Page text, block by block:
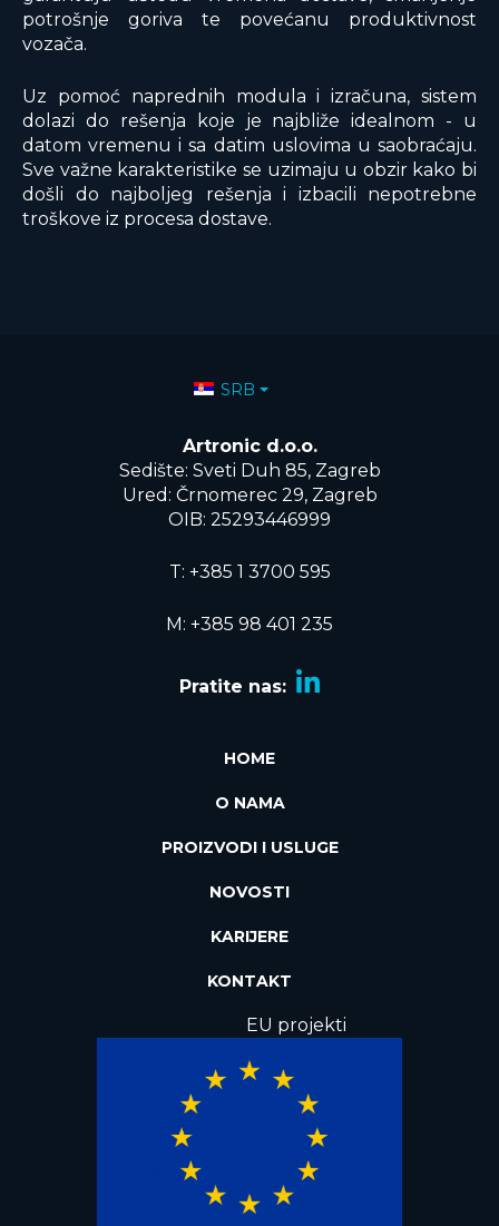
potrošnje goriva te povećanu produktivnost
vozača.
Uz pomoć naprednih modula i izračuna, sistem
dolazi do rešenja koje je najbliže idealnom - u
datom vremenu i sa datim uslovima u saobraćaju.
Sve važne karakteristike se uzimaju u obzir kako bi
došli do najboljeg rešenja i izbacili nepotrebne
troškove iz procesa dostave.
Izaberite vaš jezik
SRB
Artronic d.o.o.
Sedište: Sveti Duh 85, Zagreb
Ured: Črnomerec 29, Zagreb
OIB: 25293446999
T: +385 1 3700 595
M: +385 98 401 235
Pratite nas:
HOME
O NAMA
PROIZVODI I USLUGE
NOVOSTI
KARIJERE
KONTAKT
EU projekti